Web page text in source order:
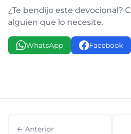
¿Te bendijo este devocional?
alguien que lo necesite.
WhatsApp Facebook
← Anterior